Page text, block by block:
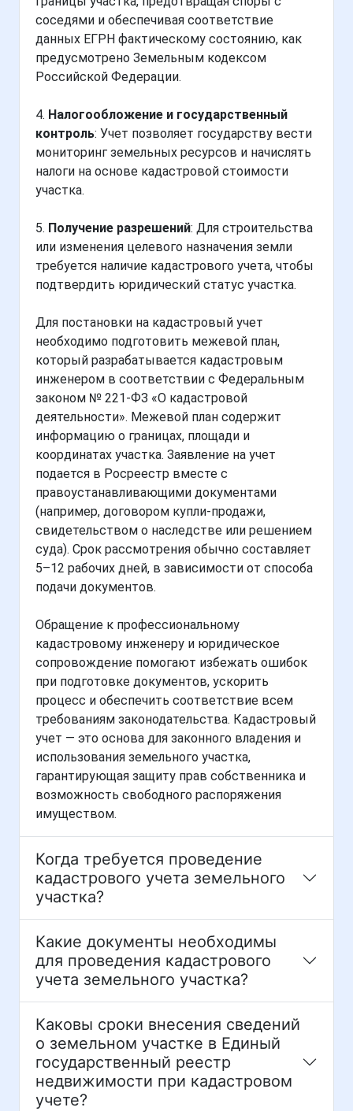
соседями и обеспечивая соответствие
данных ЕГРН фактическому состоянию, как
предусмотрено Земельным кодексом
Российской Федерации.
4. Налогообложение и государственный
контроль: Учет позволяет государству вести
мониторинг земельных ресурсов и начислять
налоги на основе кадастровой стоимости
участка.
5. Получение разрешений: Для строительства
или изменения целевого назначения земли
требуется наличие кадастрового учета, чтобы
подтвердить юридический статус участка.
Для постановки на кадастровый учет
необходимо подготовить межевой план,
который разрабатывается кадастровым
инженером в соответствии с Федеральным
законом № 221-ФЗ «О кадастровой
деятельности». Межевой план содержит
информацию о границах, площади и
координатах участка. Заявление на учет
подается в Росреестр вместе с
правоустанавливающими документами
(например, договором купли-продажи,
свидетельством о наследстве или решением
суда). Срок рассмотрения обычно составляет
5–12 рабочих дней, в зависимости от способа
подачи документов.
Обращение к профессиональному
кадастровому инженеру и юридическое
сопровождение помогают избежать ошибок
при подготовке документов, ускорить
процесс и обеспечить соответствие всем
требованиям законодательства. Кадастровый
учет — это основа для законного владения и
использования земельного участка,
гарантирующая защиту прав собственника и
возможность свободного распоряжения
имуществом.
Когда требуется проведение
кадастрового учета земельного
участка?
Какие документы необходимы
для проведения кадастрового
учета земельного участка?
Каковы сроки внесения сведений
о земельном участке в Единый
государственный реестр
недвижимости при кадастровом
учете?